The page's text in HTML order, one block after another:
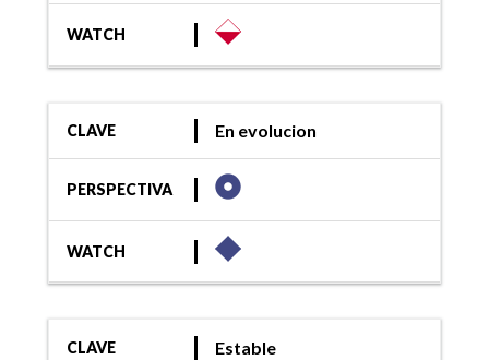
WATCH
CLAVE En evolucion
PERSPECTIVA
WATCH
CLAVE Estable